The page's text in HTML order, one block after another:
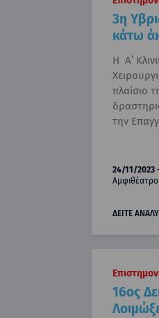
3η
κάτω
Η Α’
πλαίσιο
την
24/11/2023
ΔΕΙΤΕ
16ος